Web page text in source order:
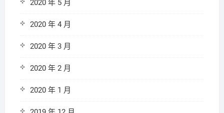
2020 年 5 月
2020 年 4 月
2020 年 3 月
2020 年 2 月
2020 年 1 月